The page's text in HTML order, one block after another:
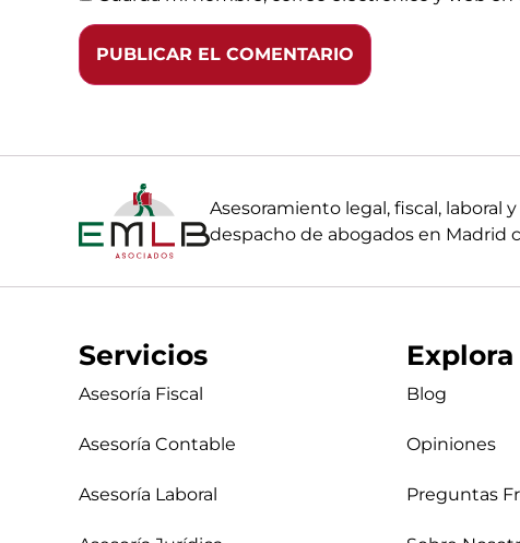
Asesoramiento legal, fiscal, laboral
despacho de abogados en Madrid
Servicios
Asesoría Fiscal
Asesoría Contable
Asesoría Laboral
Explora
Blog
Opiniones
Preguntas